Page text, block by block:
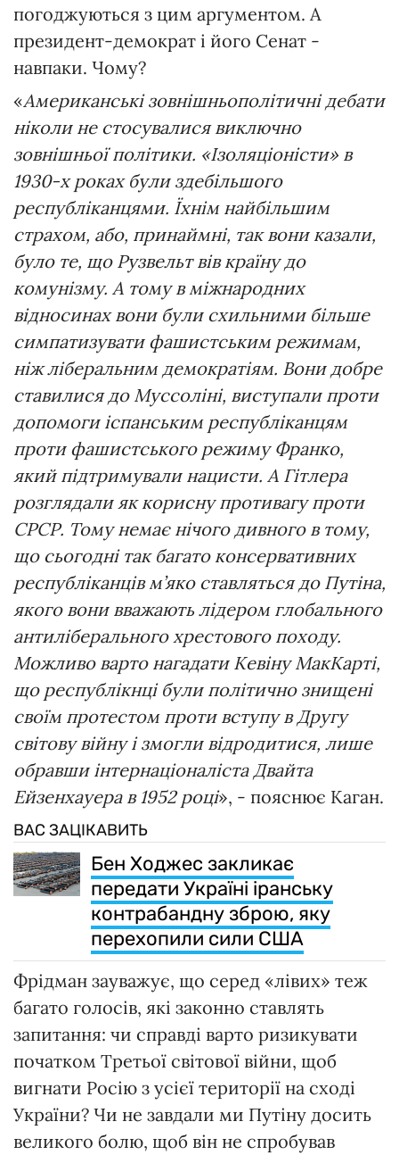
погоджуються з цим аргументом. А
президент-демократ і його Сенат -
навпаки. Чому?
«Американські зовнішньополітичні дебати
ніколи не стосувалися виключно
зовнішньої політики. «Ізоляціоністи» в
1930-х роках були здебільшого
республіканцями. Їхнім найбільшим
страхом, або, принаймні, так вони казали,
було те, що Рузвельт вів країну до
комунізму. А тому в міжнародних
відносинах вони були схильними більше
симпатизувати фашистським режимам,
ніж ліберальним демократіям. Вони добре
ставилися до Муссоліні, виступали проти
допомоги іспанським республіканцям
проти фашистського режиму Франко,
який підтримували нацисти. А Гітлера
розглядали як корисну противагу проти
СРСР. Тому немає нічого дивного в тому,
що сьогодні так багато консервативних
республіканців м’яко ставляться до Путіна,
якого вони вважають лідером глобального
антиліберального хрестового походу.
Можливо варто нагадати Кевіну МакКарті,
що республікнці були політично знищені
своїм протестом проти вступу в Другу
світову війну і змогли відродитися, лише
обравши інтернаціоналіста Двайта
Ейзенхауера в 1952 році», - пояснює Каган.
ВАС ЗАЦІКАВИТЬ
Бен Ходжес закликає
передати Україні іранську
контрабандну зброю, яку
перехопили сили США
Фрідман зауважує, що серед «лівих» теж
багато голосів, які законно ставлять
запитання: чи справді варто ризикувати
початком Третьої світової війни, щоб
вигнати Росію з усієї території на сході
України? Чи не завдали ми Путіну досить
великого болю, щоб він не спробував